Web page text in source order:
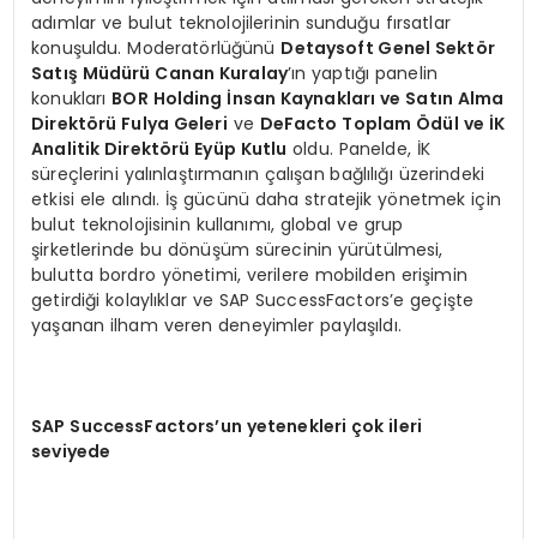
adımlar ve bulut teknolojilerinin sunduğu fırsatlar
konuşuldu. Moderatörlüğünü Detaysoft Genel Sektör
Satış Müdürü Canan Kuralay’ın yaptığı panelin
konukları BOR Holding İnsan Kaynakları ve Satın Alma
Direktörü Fulya Geleri ve DeFacto Toplam Ödül ve İK
Analitik Direktörü Eyüp Kutlu oldu. Panelde, İK
süreçlerini yalınlaştırmanın çalışan bağlılığı üzerindeki
etkisi ele alındı. İş gücünü daha stratejik yönetmek için
bulut teknolojisinin kullanımı, global ve grup
şirketlerinde bu dönüşüm sürecinin yürütülmesi,
bulutta bordro yönetimi, verilere mobilden erişimin
getirdiği kolaylıklar ve SAP SuccessFactors’e geçişte
yaşanan ilham veren deneyimler paylaşıldı.
SAP SuccessFactors’un yetenekleri çok ileri
seviyede